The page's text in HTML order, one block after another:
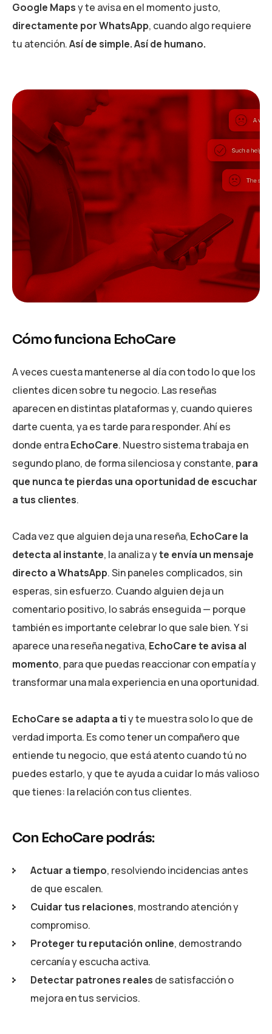
Google Mapsy te avisa en el momento justo,
directamente por WhatsApp, cuando algo requiere
tu atención.Así de simple. Así de humano.
Cómo funciona EchoCare
A veces cuesta mantenerse al día con todo lo que los
clientes dicen sobre tu negocio. Las reseñas
aparecen en distintas plataformas y, cuando quieres
darte cuenta, ya es tarde para responder. Ahí es
donde entraEchoCare. Nuestro sistema trabaja en
segundo plano, de forma silenciosa y constante, para
que nunca te pierdas una oportunidad de escuchar
a tus clientes.
Cada vez que alguien deja una reseña, EchoCare la
detecta al instante, la analiza yte envía un mensaje
directo a WhatsApp.Sin paneles complicados, sin
esperas, sin esfuerzo. Cuando alguien deja un
comentario positivo, lo sabrás enseguida — porque
también es importante celebrar lo que sale bien. Y si
aparece una reseña negativa, EchoCare te avisa al
momento, para que puedas reaccionar con empatía y
transformar una mala experiencia en una oportunidad.
EchoCare se adapta a tiy te muestra solo lo que de
verdad importa. Es como tener un compañero que
entiende tu negocio, que está atento cuando tú no
puedes estarlo, y que te ayuda a cuidar lo más valioso
que tienes: la relación con tus clientes.
Con EchoCare podrás:
Actuar a tiempo, resolviendo incidencias antes
de que escalen.
Cuidar tus relaciones, mostrando atención y
compromiso.
Proteger tu reputación online, demostrando
cercanía y escucha activa.
Detectar patrones reales de satisfacción o
mejora en tus servicios.